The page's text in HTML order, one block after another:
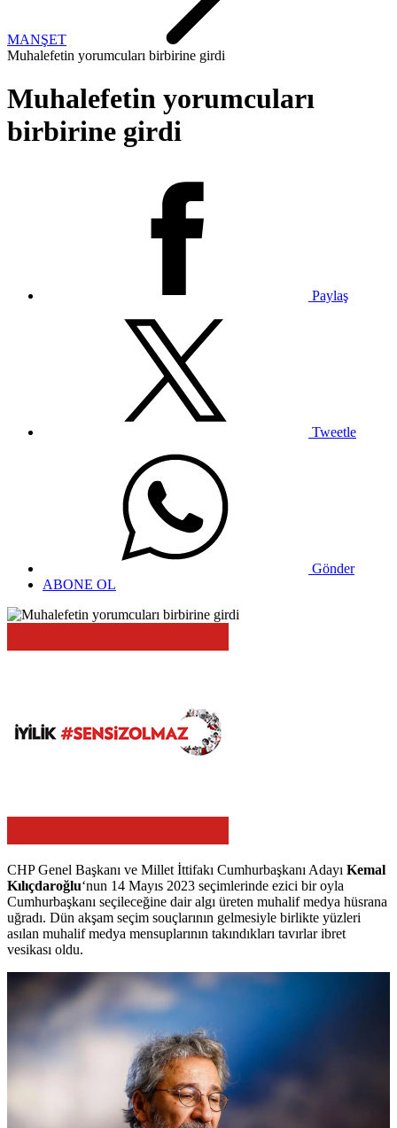
MANŞET
Muhalefetin yorumcuları birbirine girdi
Muhalefetin yorumcuları
birbirine girdi
Paylaş
Tweetle
Gönder
ABONE OL
CHP Genel Başkanı ve Millet İttifakı Cumhurbaşkanı Adayı Kemal
Kılıçdaroğlu‘nun 14 Mayıs 2023 seçimlerinde ezici bir oyla
Cumhurbaşkanı seçileceğine dair algı üreten muhalif medya hüsrana
uğradı. Dün akşam seçim souçlarının gelmesiyle birlikte yüzleri
asılan muhalif medya mensuplarının takındıkları tavırlar ibret
vesikası oldu.